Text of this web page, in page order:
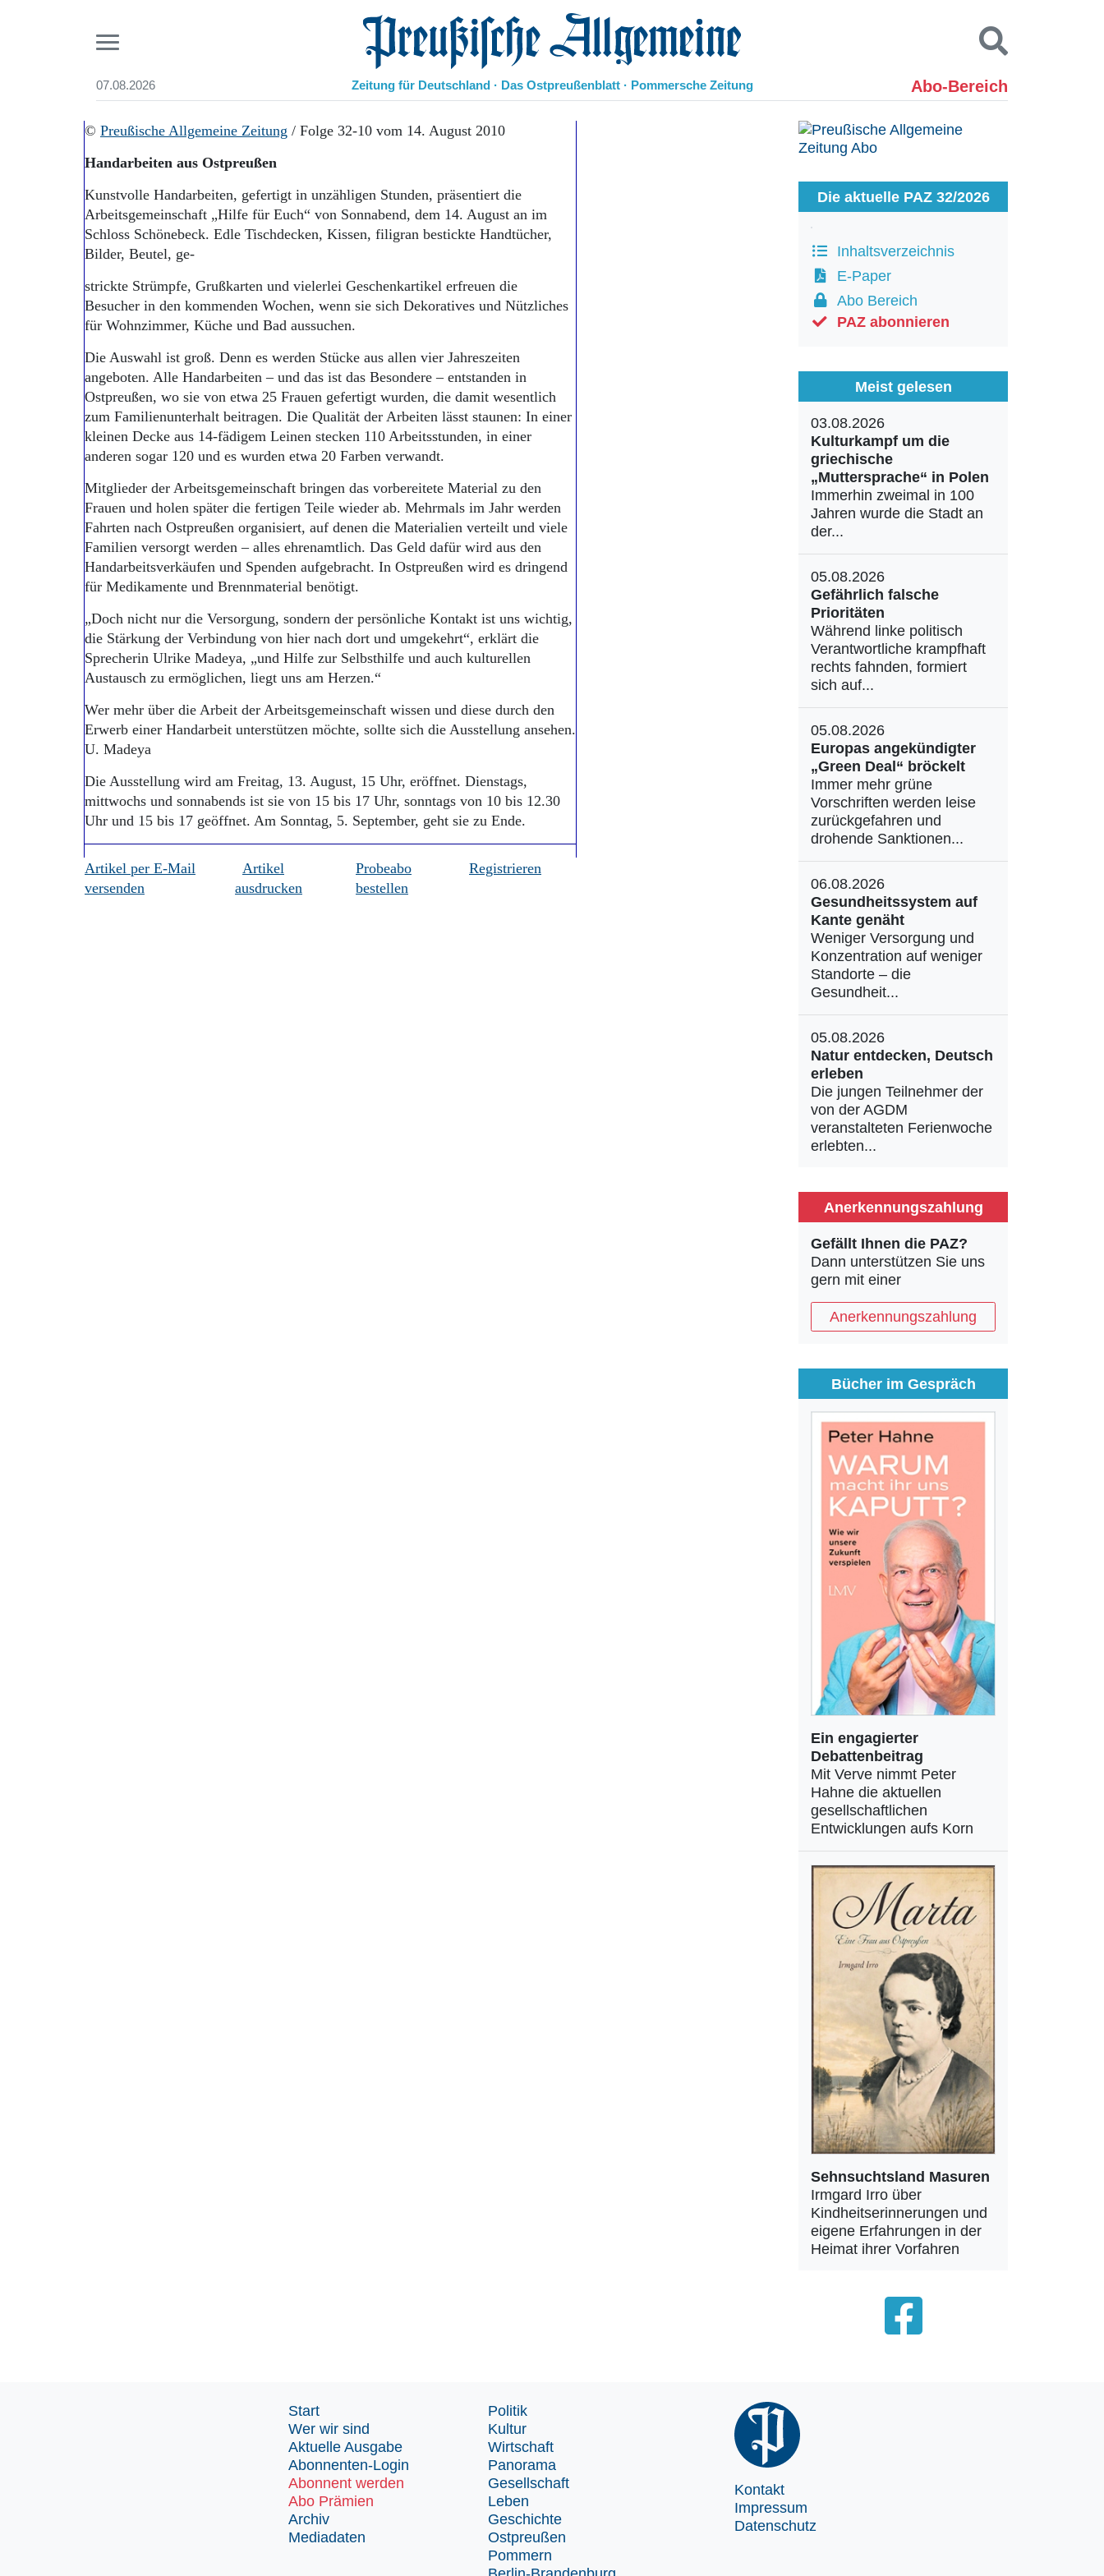
07.08.2026 Preußische Allgemeine Zeitung
Zeitung für Deutschland · Das Ostpreußenblatt · Pommersche Zeitung Abo-Bereich
Start
Aktuelle Ausgabe
Abonnent werden
Abo Prämien
Archiv
Mediadaten
Gesellschaft
Leben
Geschichte
Berlin-Brandenburg
Schlesien
Kontakt
Suchen und finden
© Preußische Allgemeine Zeitung / Folge 32-10 vom 14. August 2010
Handarbeiten aus Ostpreußen
Kunstvolle Handarbeiten, gefertigt in unzähligen Stunden, präsentiert die
Arbeitsgemeinschaft „Hilfe für Euch“ von Sonnabend, dem 14. August an im
Schloss Schönebeck. Edle Tischdecken, Kissen, filigran bestickte Handtücher,
Bilder, Beutel, ge-
strickte Strümpfe, Grußkarten und vielerlei Geschenkartikel erfreuen die
Besucher in den kommenden Wochen, wenn sie sich Dekoratives und Nützliches
für Wohnzimmer, Küche und Bad aussuchen.
Die Auswahl ist groß. Denn es werden Stücke aus allen vier Jahreszeiten
angeboten. Alle Handarbeiten – und das ist das Besondere – entstanden in
Ostpreußen, wo sie von etwa 25 Frauen gefertigt wurden, die damit wesentlich
zum Familienunterhalt beitragen. Die Qualität der Arbeiten lässt staunen: In einer
kleinen Decke aus 14-fädigem Leinen stecken 110 Arbeitsstunden, in einer
anderen sogar 120 und es wurden etwa 20 Farben verwandt.
Mitglieder der Arbeitsgemeinschaft bringen das vorbereitete Material zu den
Frauen und holen später die fertigen Teile wieder ab. Mehrmals im Jahr werden
Fahrten nach Ostpreußen organisiert, auf denen die Materialien verteilt und viele
Familien versorgt werden – alles ehrenamtlich. Das Geld dafür wird aus den
Handarbeitsverkäufen und Spenden aufgebracht. In Ostpreußen wird es dringend
für Medikamente und Brennmaterial benötigt.
„Doch nicht nur die Versorgung, sondern der persönliche Kontakt ist uns wichtig,
die Stärkung der Verbindung von hier nach dort und umgekehrt“, erklärt die
Sprecherin Ulrike Madeya, „und Hilfe zur Selbsthilfe und auch kulturellen
Austausch zu ermöglichen, liegt uns am Herzen.“
Wer mehr über die Arbeit der Arbeitsgemeinschaft wissen und diese durch den
Erwerb einer Handarbeit unterstützen möchte, sollte sich die Ausstellung ansehen.
U. Madeya
Die Ausstellung wird am Freitag, 13. August, 15 Uhr, eröffnet. Dienstags,
mittwochs und sonnabends ist sie von 15 bis 17 Uhr, sonntags von 10 bis 12.30
Uhr und 15 bis 17 geöffnet. Am Sonntag, 5. September, geht sie zu Ende.
Artikel per E-Mail
versenden
Artikel
ausdrucken
Probeabo
bestellen
Registrieren
Die aktuelle PAZ 32/2026
Inhaltsverzeichnis
E-Paper
Abo Bereich
PAZ abonnieren
Meist gelesen
03.08.2026
Kulturkampf um die
griechische
„Muttersprache“ in Polen
Immerhin zweimal in 100
Jahren wurde die Stadt an
der...
05.08.2026
Gefährlich falsche
Prioritäten
Während linke politisch
Verantwortliche krampfhaft
rechts fahnden, formiert
sich auf...
05.08.2026
Europas angekündigter
„Green Deal“ bröckelt
Immer mehr grüne
Vorschriften werden leise
zurückgefahren und
drohende Sanktionen...
06.08.2026
Gesundheitssystem auf
Kante genäht
Weniger Versorgung und
Konzentration auf weniger
Standorte – die
Gesundheit...
05.08.2026
Natur entdecken, Deutsch
erleben
Die jungen Teilnehmer der
von der AGDM
veranstalteten Ferienwoche
erlebten...
Anerkennungszahlung
Gefällt Ihnen die PAZ?
Dann unterstützen Sie uns
gern mit einer
Anerkennungszahlung
Bücher im Gespräch
Ein engagierter
Debattenbeitrag
Mit Verve nimmt Peter
Hahne die aktuellen
gesellschaftlichen
Entwicklungen aufs Korn
Sehnsuchtsland Masuren
Irmgard Irro über
Kindheitserinnerungen und
eigene Erfahrungen in der
Heimat ihrer Vorfahren
Start
Wer wir sind
Aktuelle Ausgabe
Abonnenten-Login
Abonnent werden
Abo Prämien
Archiv
Mediadaten
Politik
Kultur
Wirtschaft
Panorama
Gesellschaft
Leben
Geschichte
Ostpreußen
Pommern
Kontakt
Impressum
Datenschutz